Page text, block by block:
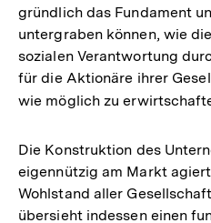
gründlich das Fundament
untergraben können, wie
sozialen Verantwortung
für die Aktionäre ihrer
wie möglich zu
Die Konstruktion des
eigennützig am Markt
Wohlstand aller
übersieht indessen einen